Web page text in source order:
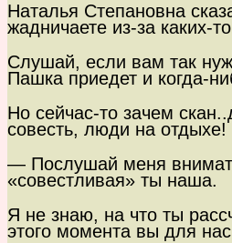
Наталья Степановна
жадничаете из-за каких-
Слушай, если вам так
Пашка приедет и когда-
Но сейчас-то зачем
совесть, люди на отдыхе!
— Послушай меня
«совестливая» ты наша.
Я не знаю, на что ты
этого момента вы для